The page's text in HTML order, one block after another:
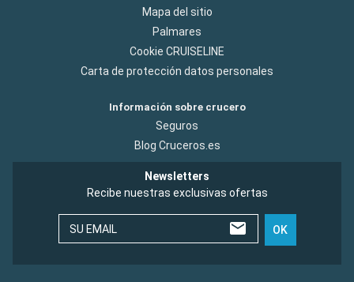
Mapa del sitio
Palmares
Cookie CRUISELINE
Carta de protección datos personales
Información sobre crucero
Seguros
Blog Cruceros.es
Newsletters
Recibe nuestras exclusivas ofertas
SU EMAIL OK